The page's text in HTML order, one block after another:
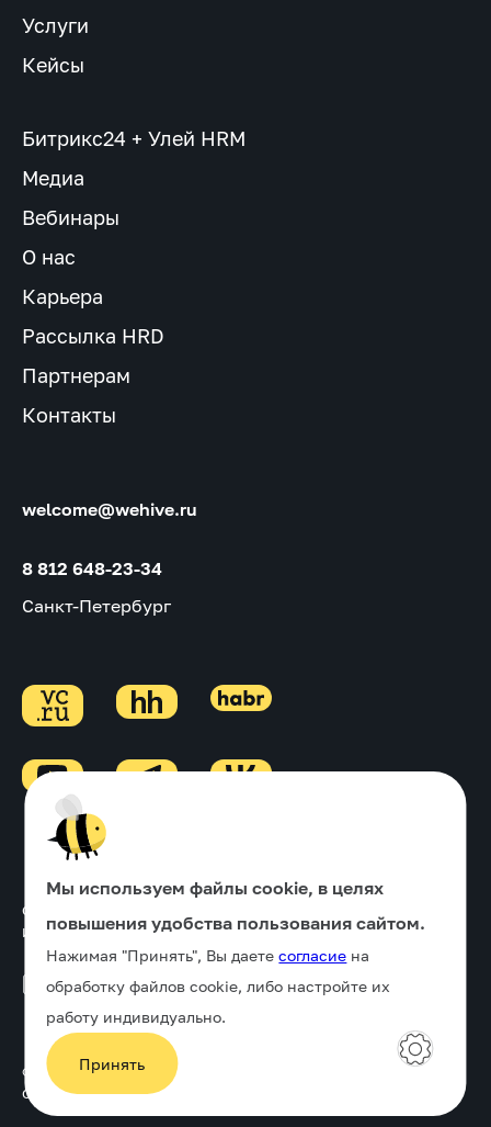
Услуги
Кейсы
Битрикс24 + Улей HRM
Медиа
Вебинары
О нас
Карьера
Рассылка HRD
Партнерам
Контакты
welcome@wehive.ru
8 812 648-23-34
Санкт-Петербург
Основной ОКВЭД
Информация об ИТ-деятельности ↓
Политика в отношении обработки персональных данных
© Digital HR компания «Улей» , 2005-2026
ООО «Диджитал Улей», ИНН 7839096458
Мы используем файлы cookie, в целях
повышения удобства пользования сайтом.
Нажимая "Принять", Вы даетесогласие на
обработку файлов cookie, либо настройте их
работу индивидуально.
Принять